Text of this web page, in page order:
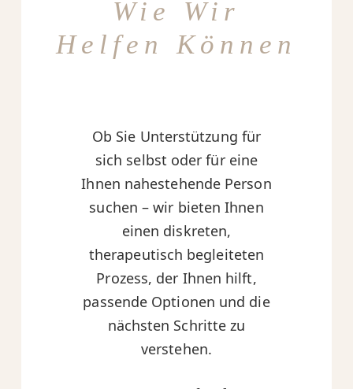
Wie Wir
Helfen Können
Ob Sie Unterstützung für
sich selbst oder für eine
Ihnen nahestehende Person
suchen – wir bieten Ihnen
einen diskreten,
therapeutisch begleiteten
Prozess, der Ihnen hilft,
passende Optionen und die
nächsten Schritte zu
verstehen.